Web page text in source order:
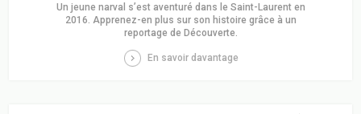
Un jeune narval s’est aventuré dans le Saint-Laurent en
2016. Apprenez-en plus sur son histoire grâce à un
reportage de Découverte.
En savoir davantage